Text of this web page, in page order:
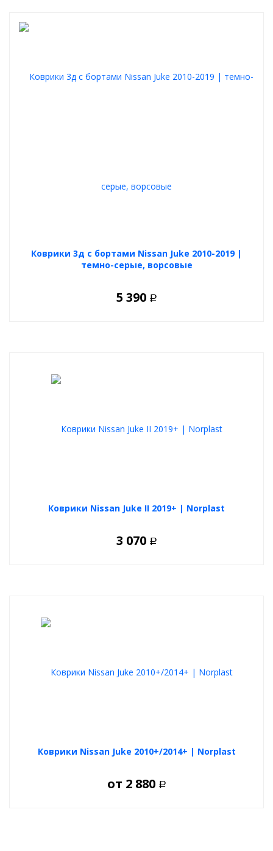
Коврики 3д с бортами Nissan Juke 2010-2019 |
темно-серые, ворсовые
5 390 Р
Коврики Nissan Juke II 2019+ | Norplast
3 070 Р
Коврики Nissan Juke 2010+/2014+ | Norplast
от 2 880 Р